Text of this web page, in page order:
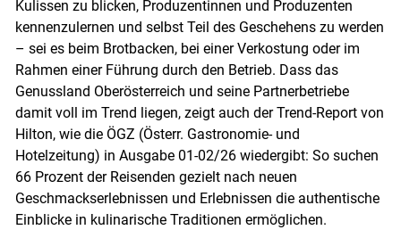
Kulissen zu blicken, Produzentinnen und Produzenten
kennenzulernen und selbst Teil des Geschehens zu werden
– sei es beim Brotbacken, bei einer Verkostung oder im
Rahmen einer Führung durch den Betrieb. Dass das
Genussland Oberösterreich und seine Partnerbetriebe
damit voll im Trend liegen, zeigt auch der Trend-Report von
Hilton, wie die ÖGZ (Österr. Gastronomie- und
Hotelzeitung) in Ausgabe 01-02/26 wiedergibt: So suchen
66 Prozent der Reisenden gezielt nach neuen
Geschmackserlebnissen und Erlebnissen die authentische
Einblicke in kulinarische Traditionen ermöglichen.